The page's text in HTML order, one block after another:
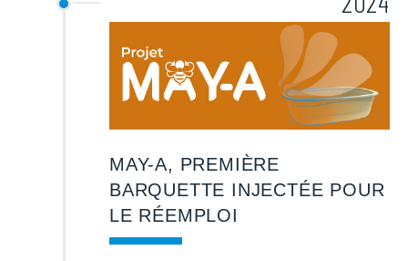
MAY-A, PREMIÈRE
BARQUETTE INJECTÉE POUR
LE RÉEMPLOI